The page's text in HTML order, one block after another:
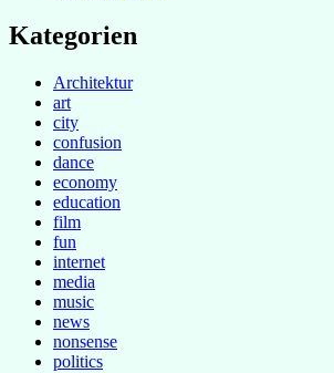
Kategorien
Architektur
art
city
confusion
dance
economy
education
film
fun
internet
media
music
news
nonsense
politics